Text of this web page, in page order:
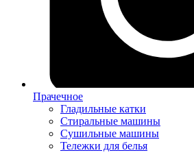
Прачечное
Гладильные катки
Стиральные машины
Сушильные машины
Тележки для белья